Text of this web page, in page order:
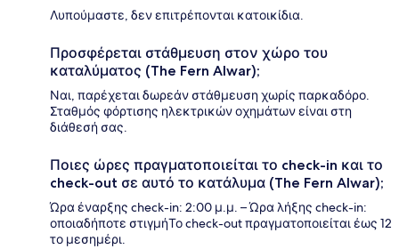
Λυπούμαστε, δεν επιτρέπονται κατοικίδια.
Προσφέρεται στάθμευση στον χώρο του
καταλύματος (The Fern Alwar);
Ναι, παρέχεται δωρεάν στάθμευση χωρίς παρκαδόρο.
Σταθμός φόρτισης ηλεκτρικών οχημάτων είναι στη
διάθεσή σας.
Ποιες ώρες πραγματοποιείται το check-in και το
check-out σε αυτό το κατάλυμα (The Fern Alwar);
Ώρα έναρξης check-in: 2:00 μ.μ. – Ώρα λήξης check-in:
οποιαδήποτε στιγμήΤο check-out πραγματοποιείται έως 12
το μεσημέρι.